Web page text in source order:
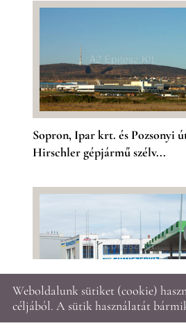
Sopron, Ipar krt. és Pozsonyi
Hirschler gépjármű szélv...
Sopron, Csengery u. Kiss
© 2026 - A2 Építésziroda Kft.
KERESÉS AZ OLDAL TARTALMÁBAN
Weboldalunk sütiket (cookie)
céljából. A sütik használatát